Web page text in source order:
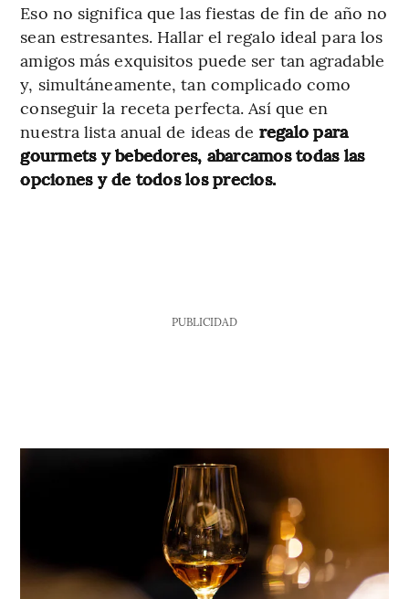
Eso no significa que las fiestas de fin de año no
sean estresantes. Hallar el regalo ideal para los
amigos más exquisitos puede ser tan agradable
y, simultáneamente, tan complicado como
conseguir la receta perfecta. Así que en
nuestra lista anual de ideas de regalo para
gourmets y bebedores, abarcamos todas las
opciones y de todos los precios.
PUBLICIDAD